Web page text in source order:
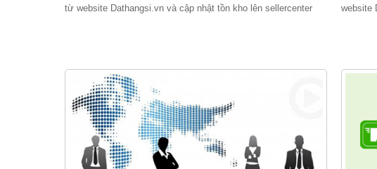
từ website Dathangsi.vn và cập nhật tồn kho lên sellercenter
website